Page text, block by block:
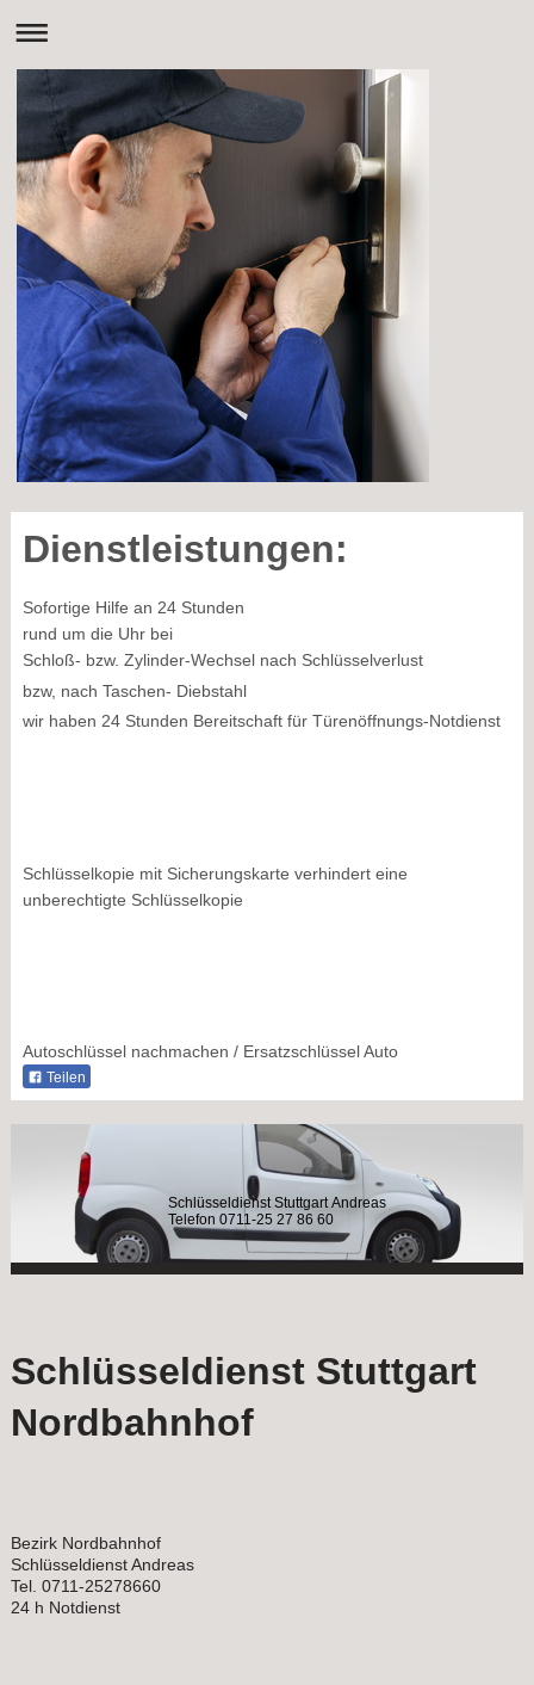
Dienstleistungen:
Sofortige Hilfe an 24 Stunden
rund um die Uhr bei
Schloß- bzw. Zylinder-Wechsel nach Schlüsselverlust
bzw, nach Taschen- Diebstahl
wir haben 24 Stunden Bereitschaft für Türenöffnungs-Notdienst
Schlüsselkopie mit Sicherungskarte verhindert eine
unberechtigte Schlüsselkopie
Autoschlüssel nachmachen / Ersatzschlüssel Auto
Teilen
Schlüsseldienst Stuttgart Andreas
Telefon 0711-25 27 86 60
Schlüsseldienst Stuttgart
Nordbahnhof
Bezirk Nordbahnhof
Schlüsseldienst Andreas
Tel. 0711-25278660
24 h Notdienst